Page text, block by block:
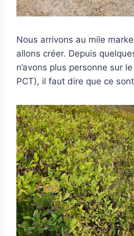
Nous arrivons au mile
allons créer. Depuis
n’avons plus personne sur
PCT), il faut dire que ce